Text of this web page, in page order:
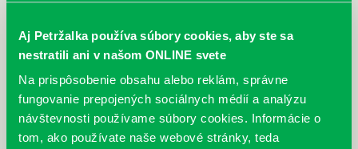
Aj Petržalka používa súbory cookies, aby ste sa
nestratili ani v našom ONLINE svete
Na prispôsobenie obsahu alebo reklám, správne
fungovanie prepojených sociálnych médií a analýzu
návštevnosti používame súbory cookies. Informácie o
tom, ako používate naše webové stránky, teda